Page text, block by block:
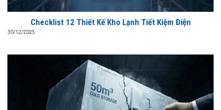
Checklist 12 Thiết Kế Kho Lạnh Tiết Kiệm Điện
30/12/2025